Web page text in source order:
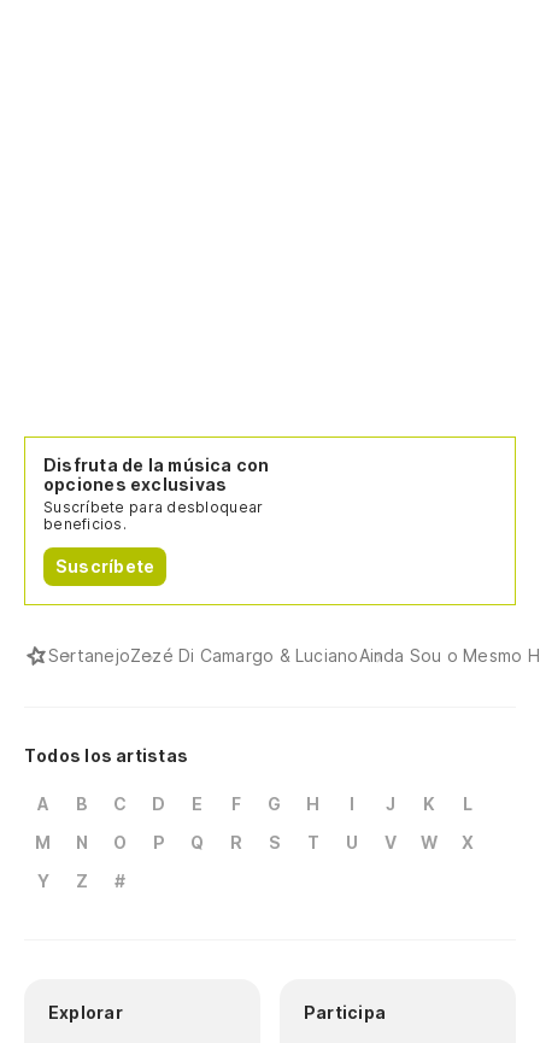
Disfruta de la música con
opciones exclusivas
Suscríbete para desbloquear
beneficios.
Suscríbete
SertanejoZezé Di Camargo & LucianoAinda Sou o Mesmo
Todos los artistas
A B C D E F G H I J K
L
M
N O P Q R S T U V W
X
Y
Z #
Explorar Participa